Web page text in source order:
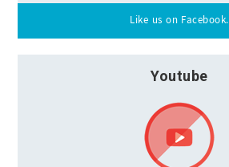
Like us on Facebook.
Youtube